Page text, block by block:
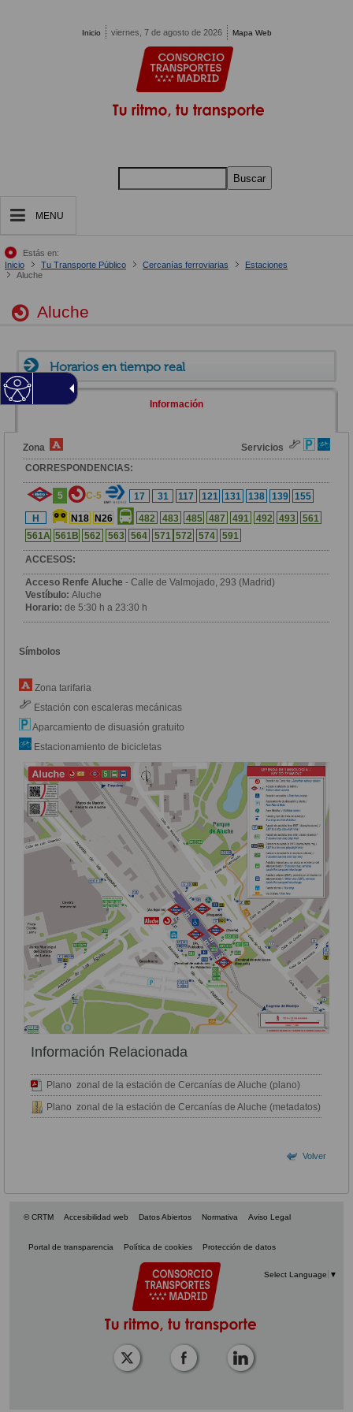
Inicio viernes, 7 de agosto de 2026 Mapa Web
Buscar
MENU
Estás en:
Inicio
Tu Transporte Público Cercanías ferroviarias
Estaciones
Aluche
Aluche
Horarios en tiempo real
Información
Zona
Servicios
CORRESPONDENCIAS:
5 C-5 17 31 117 121 131 138 139
155
H
N18 N26 482 483 485 487 491 492 493
561
561A 561B 562 563 564 571 572 574 591
ACCESOS:
Acceso Renfe Aluche - Calle de Valmojado, 293 (Madrid)
Vestíbulo: Aluche
Horario: de 5:30 h a 23:30 h
Símbolos
Zona tarifaria
Estación con escaleras mecánicas
Aparcamiento de disuasión gratuito
Estacionamiento de bicicletas
Información Relacionada
Plano zonal de la estación de Cercanías de Aluche (plano)
Plano zonal de la estación de Cercanías de Aluche (metadatos)
Volver
© CRTM Accesibilidad web Datos Abiertos Normativa Aviso Legal
Portal de transparencia Política de cookies Protección de datos
Select Language ▼